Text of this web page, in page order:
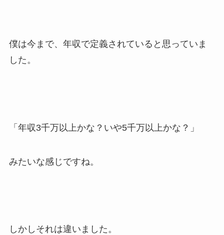
僕は今まで、年収で定義されていると思っていま
した。
「年収3千万以上かな？いや5千万以上かな？」
みたいな感じですね。
しかしそれは違いました。